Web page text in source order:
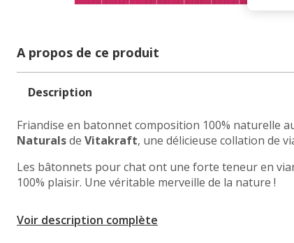
A propos de ce produit
Description
Friandise en batonnet composition 100% naturelle
Naturalsde Vitakraft, une délicieuse collation de
Les bâtonnets pour chat ont une forte teneur en
100% plaisir. Une véritable merveille de la nature !
Voir description complète